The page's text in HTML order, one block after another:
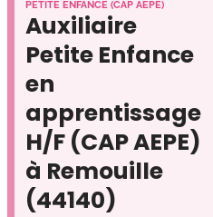
PETITE ENFANCE (CAP AEPE)
Auxiliaire
Petite Enfance
en
apprentissage
H/F (CAP AEPE)
à Remouille
(44140)